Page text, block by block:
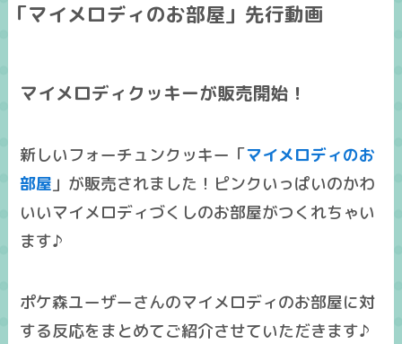
「マイメロディのお部屋」先行動画
マイメロディクッキーが販売開始！
新しいフォーチュンクッキー「マイメロディのお
部屋 」が販売されました！ピンクいっぱいのかわ
いいマイメロディづくしのお部屋がつくれちゃい
ます♪
ポケ森ユーザーさんのマイメロディのお部屋に対
する反応をまとめてご紹介させていただきます♪